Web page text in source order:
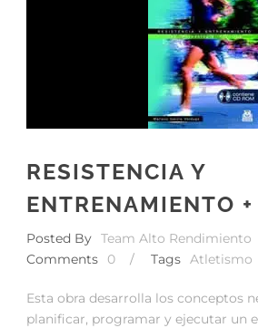
RESISTENCIA Y
ENTRENAMIENTO +
Posted By Team Alto Rendimiento
Comments
0 / Tags Atletismo
Esta obra desarrolla los conceptos
planificar, programar y ejecutar un